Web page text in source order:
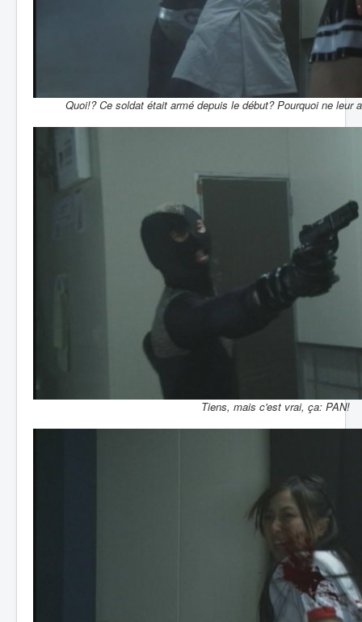
Quoi!? Ce soldat était armé depuis le début? Pourquoi ne leur
Tiens, mais c'est vrai, ça: PAN!